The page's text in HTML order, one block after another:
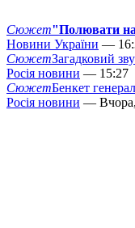
Сюжет"Полювати на
Новини України —
СюжетЗагадковий
Росія новини — 15:27
СюжетБенкет
Росія новини —